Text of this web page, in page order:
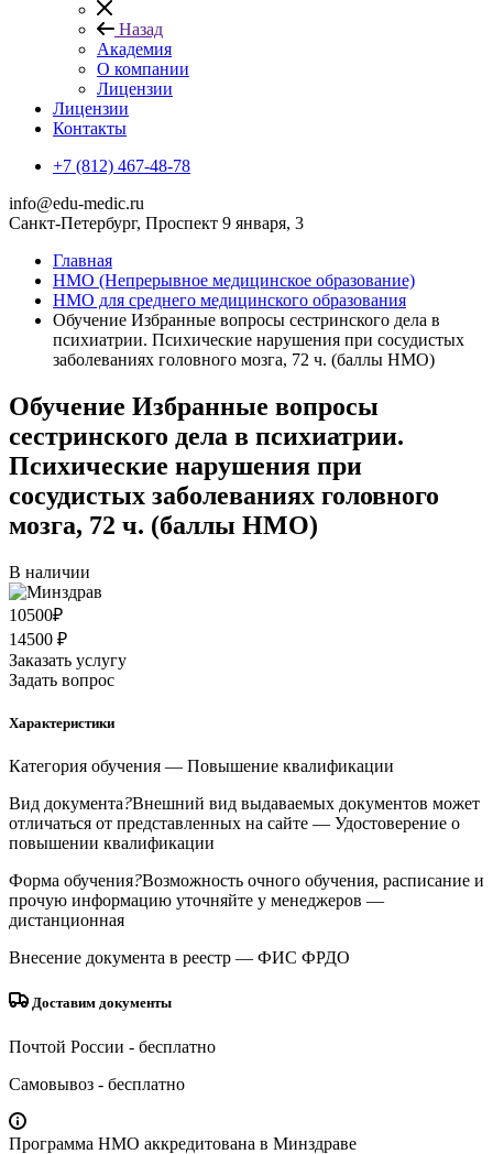
Назад
Академия
О компании
Лицензии
Лицензии
Контакты
+7 (812) 467-48-78
info@edu-medic.ru
Санкт-Петербург, Проспект 9 января, 3
Главная
НМО (Непрерывное медицинское образование)
НМО для среднего медицинского образования
Обучение Избранные вопросы сестринского дела в
психиатрии. Психические нарушения при сосудистых
заболеваниях головного мозга, 72 ч. (баллы НМО)
Обучение Избранные вопросы
сестринского дела в психиатрии.
Психические нарушения при
сосудистых заболеваниях головного
мозга, 72 ч. (баллы НМО)
В наличии
10500₽
14500 ₽
Заказать услугу
Задать вопрос
Характеристики
Категория обучения — Повышение квалификации
Вид документа?Внешний вид выдаваемых документов может
отличаться от представленных на сайте — Удостоверение о
повышении квалификации
Форма обучения?Возможность очного обучения, расписание и
прочую информацию уточняйте у менеджеров —
дистанционная
Внесение документа в реестр — ФИС ФРДО
Доставим документы
Почтой России - бесплатно
Самовывоз - бесплатно
Программа НМО аккредитована в Минздраве